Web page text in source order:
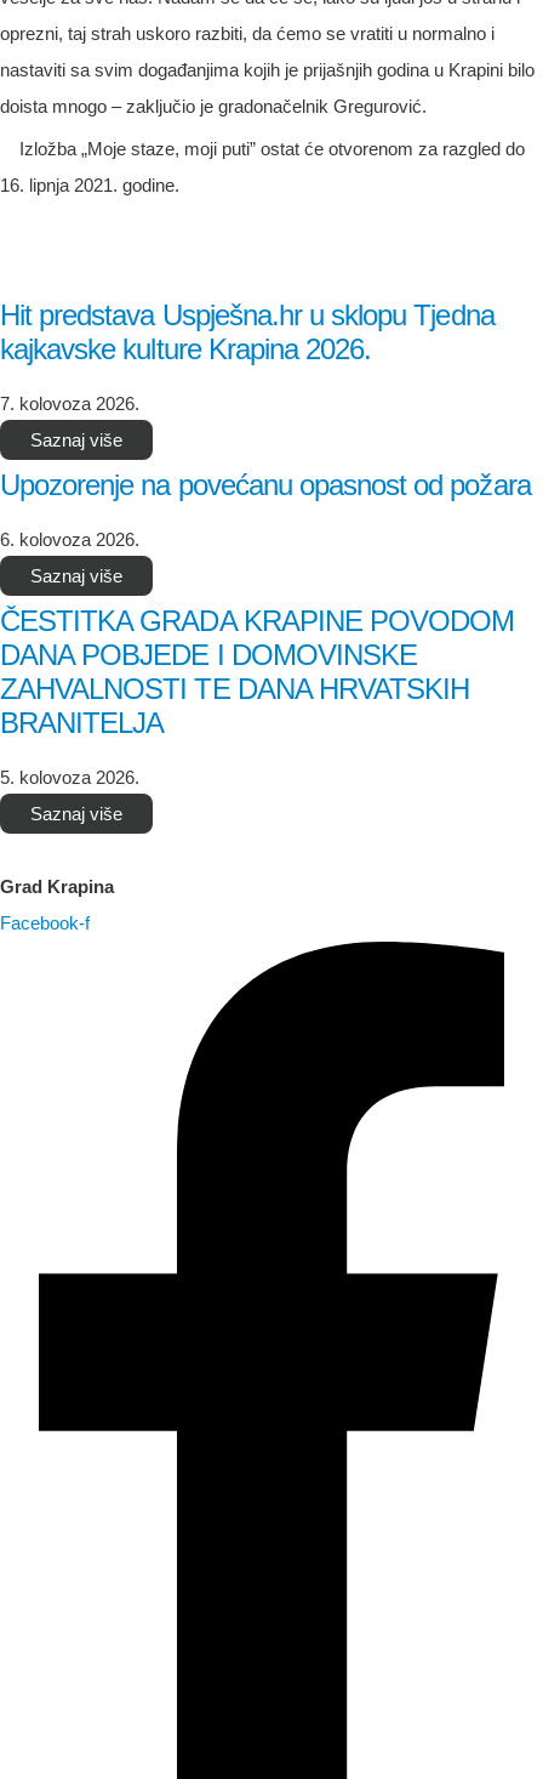
oprezni, taj strah uskoro razbiti, da ćemo se vratiti u normalno i
nastaviti sa svim događanjima kojih je prijašnjih godina u Krapini bilo
doista mnogo – zaključio je gradonačelnik Gregurović.
Izložba „Moje staze, moji puti” ostat će otvorenom za razgled do
16. lipnja 2021. godine.
Hit predstava Uspješna.hr u sklopu Tjedna
kajkavske kulture Krapina 2026.
7. kolovoza 2026.
Saznaj više
Upozorenje na povećanu opasnost od požara
6. kolovoza 2026.
Saznaj više
ČESTITKA GRADA KRAPINE POVODOM
DANA POBJEDE I DOMOVINSKE
ZAHVALNOSTI TE DANA HRVATSKIH
BRANITELJA
5. kolovoza 2026.
Saznaj više
Grad Krapina
Facebook-f